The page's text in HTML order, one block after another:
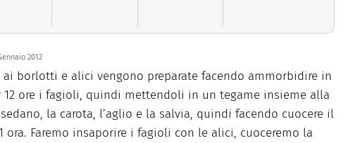
2012
ai borlotti e alici vengono preparate facendo ammorbidire in
12 ore i fagioli, quindi mettendoli in un tegame insieme alla
la carota, l’aglio e la salvia, quindi facendo cuocere il
ora. Faremo insaporire i fagioli con le alici, cuoceremo la